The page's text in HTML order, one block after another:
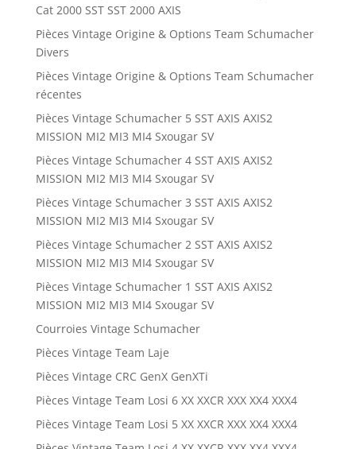
Cat 2000 SST SST 2000 AXIS
Pièces Vintage Origine & Options Team Schumacher
Divers
Pièces Vintage Origine & Options Team Schumacher
récentes
Pièces Vintage Schumacher 5 SST AXIS AXIS2
MISSION MI2 MI3 MI4 Sxougar SV
Pièces Vintage Schumacher 4 SST AXIS AXIS2
MISSION MI2 MI3 MI4 Sxougar SV
Pièces Vintage Schumacher 3 SST AXIS AXIS2
MISSION MI2 MI3 MI4 Sxougar SV
Pièces Vintage Schumacher 2 SST AXIS AXIS2
MISSION MI2 MI3 MI4 Sxougar SV
Pièces Vintage Schumacher 1 SST AXIS AXIS2
MISSION MI2 MI3 MI4 Sxougar SV
Courroies Vintage Schumacher
Pièces Vintage Team Laje
Pièces Vintage CRC GenX GenXTi
Pièces Vintage Team Losi 6 XX XXCR XXX XX4 XXX4
Pièces Vintage Team Losi 5 XX XXCR XXX XX4 XXX4